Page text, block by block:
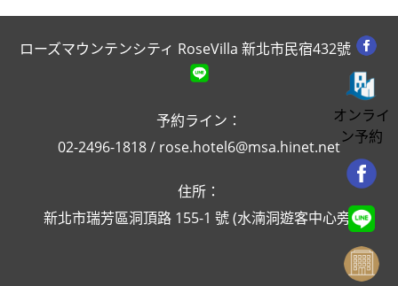
ローズマウンテンシティ RoseVilla 新北市民宿432號
予約ライン：
02-2496-1818/ rose.hotel6@msa.hinet.net
住所：
新北市瑞芳區洞頂路 155-1 號 (水湳洞遊客中心旁)
オンライ
ン予約